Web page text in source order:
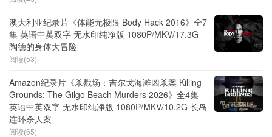
澳大利亚纪录片《体能无极限 Body Hack 2016》全7
集 英语中英双字 无水印纯净版 1080P/MKV/17.3G
陶德的身体大冒险
阅读(53)
Amazon纪录片《杀戮场：吉尔戈海滩凶杀案 Killing
Grounds: The Gilgo Beach Murders 2026》全4集
英语中英双字 无水印纯净版 1080P/MKV/10.2G 长岛
连环杀人案
阅读(65)